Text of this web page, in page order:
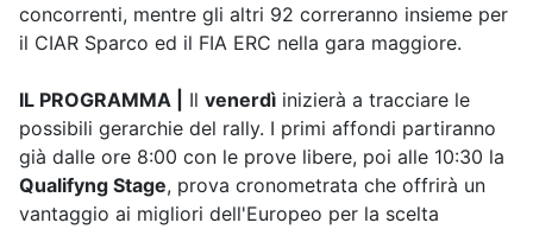
concorrenti, mentre gli altri 92 correranno insieme per
il CIAR Sparco ed il FIA ERC nella gara maggiore.
IL PROGRAMMA | Il venerdì inizierà a tracciare le
possibili gerarchie del rally. I primi affondi partiranno
già dalle ore 8:00 con le prove libere, poi alle 10:30 la
Qualifyng Stage, prova cronometrata che offrirà un
vantaggio ai migliori dell'Europeo per la scelta